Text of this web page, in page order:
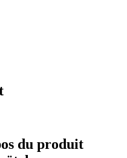
du produit